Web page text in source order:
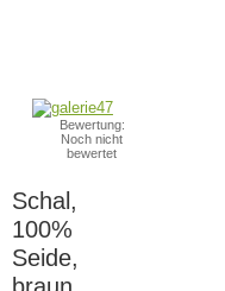
Bewertung:
Noch nicht
bewertet
Schal,
100%
Seide,